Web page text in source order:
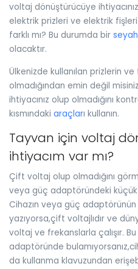
voltaj dönüştürücüye
elektrik prizleri ve elektrik
farklı mı? Bu durumda bir
olacaktır.
Ülkenizde kullanılan prizlerin
olmadığından emin değil
ihtiyacınız olup olmadığını
kısmındaki araçları kullanın.
Tayvan için voltaj
ihtiyacım var mı?
Çift voltaj olup olmadığını
veya güç adaptöründeki küçük
Cihazın veya güç
yazıyorsa,çift voltajlıdır ve
voltaj ve frekanslarla çalışır.
adaptöründe
da kullanma klavuzundan